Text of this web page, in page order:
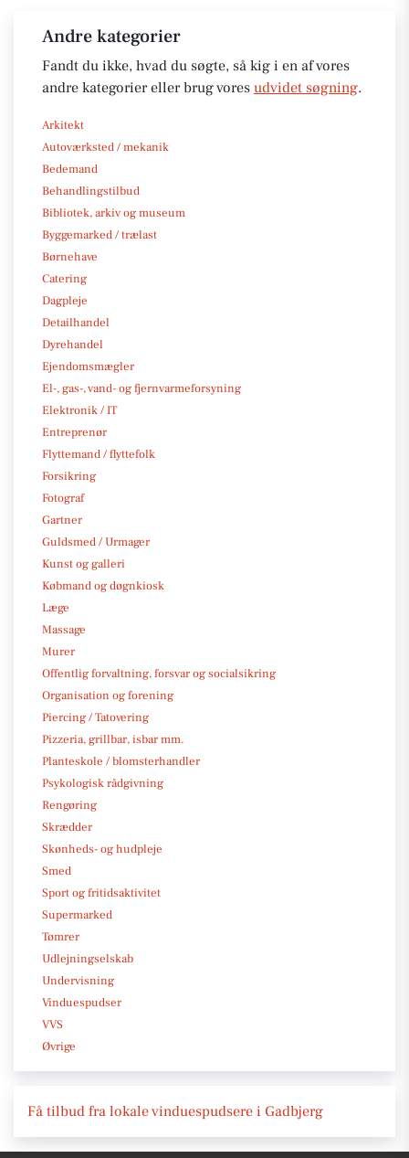
Andre kategorier
Fandt du ikke, hvad du søgte, så kig i en af vores
andre kategorier eller brug vores udvidet søgning.
Arkitekt
Autoværksted / mekanik
Bedemand
Behandlingstilbud
Bibliotek, arkiv og museum
Byggemarked / trælast
Børnehave
Catering
Dagpleje
Detailhandel
Dyrehandel
Ejendomsmægler
El-, gas-, vand- og fjernvarmeforsyning
Elektronik / IT
Entreprenør
Flyttemand / flyttefolk
Forsikring
Fotograf
Gartner
Guldsmed / Urmager
Kunst og galleri
Købmand og døgnkiosk
Læge
Massage
Murer
Offentlig forvaltning, forsvar og socialsikring
Organisation og forening
Piercing / Tatovering
Pizzeria, grillbar, isbar mm.
Planteskole / blomsterhandler
Psykologisk rådgivning
Rengøring
Skrædder
Skønheds- og hudpleje
Smed
Sport og fritidsaktivitet
Supermarked
Tømrer
Udlejningselskab
Undervisning
Vinduespudser
VVS
Øvrige
Få tilbud fra lokale vinduespudsere i Gadbjerg